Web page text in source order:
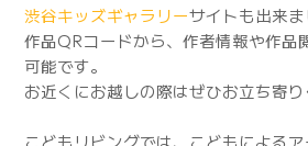
渋谷キッズギャラリーサイトも出来ま
作品QRコードから、作者情報や作品
可能です。
お近くにお越しの際はぜひお立ち寄り